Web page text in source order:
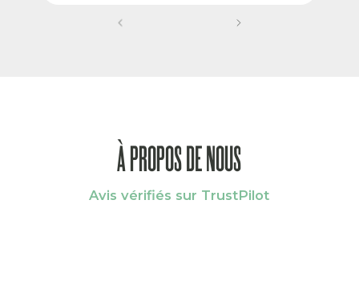
À PROPOS DE NOUS
Avis vérifiés sur TrustPilot